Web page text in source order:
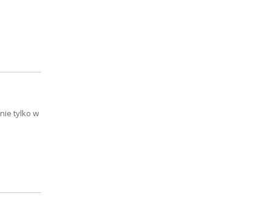
tylko w